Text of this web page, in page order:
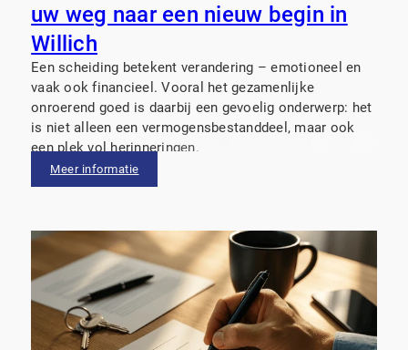
uw weg naar een nieuw begin in
Willich
Een scheiding betekent verandering – emotioneel en
vaak ook financieel. Vooral het gezamenlijke
onroerend goed is daarbij een gevoelig onderwerp: het
is niet alleen een vermogensbestanddeel, maar ook
een plek vol herinneringen.
Meer informatie